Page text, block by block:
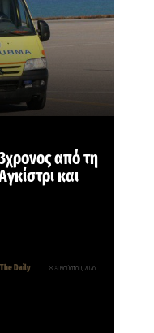
από τη
και
The Daily 8 Αυγούστου, 2026